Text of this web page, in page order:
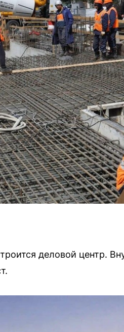
деловой центр.